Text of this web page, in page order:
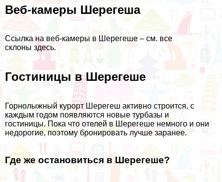
Веб-камеры Шерегеша
Ссылка на веб-камеры в Шерегеше – см. все
склоны здесь.
Гостиницы в Шерегеше
Горнолыжный курорт Шерегеш активно строится, с
каждым годом появляются новые турбазы и
гостиницы. Пока что отелей в Шерегеше немного и они
недорогие, поэтому бронировать лучше заранее.
Где же остановиться в Шерегеше?